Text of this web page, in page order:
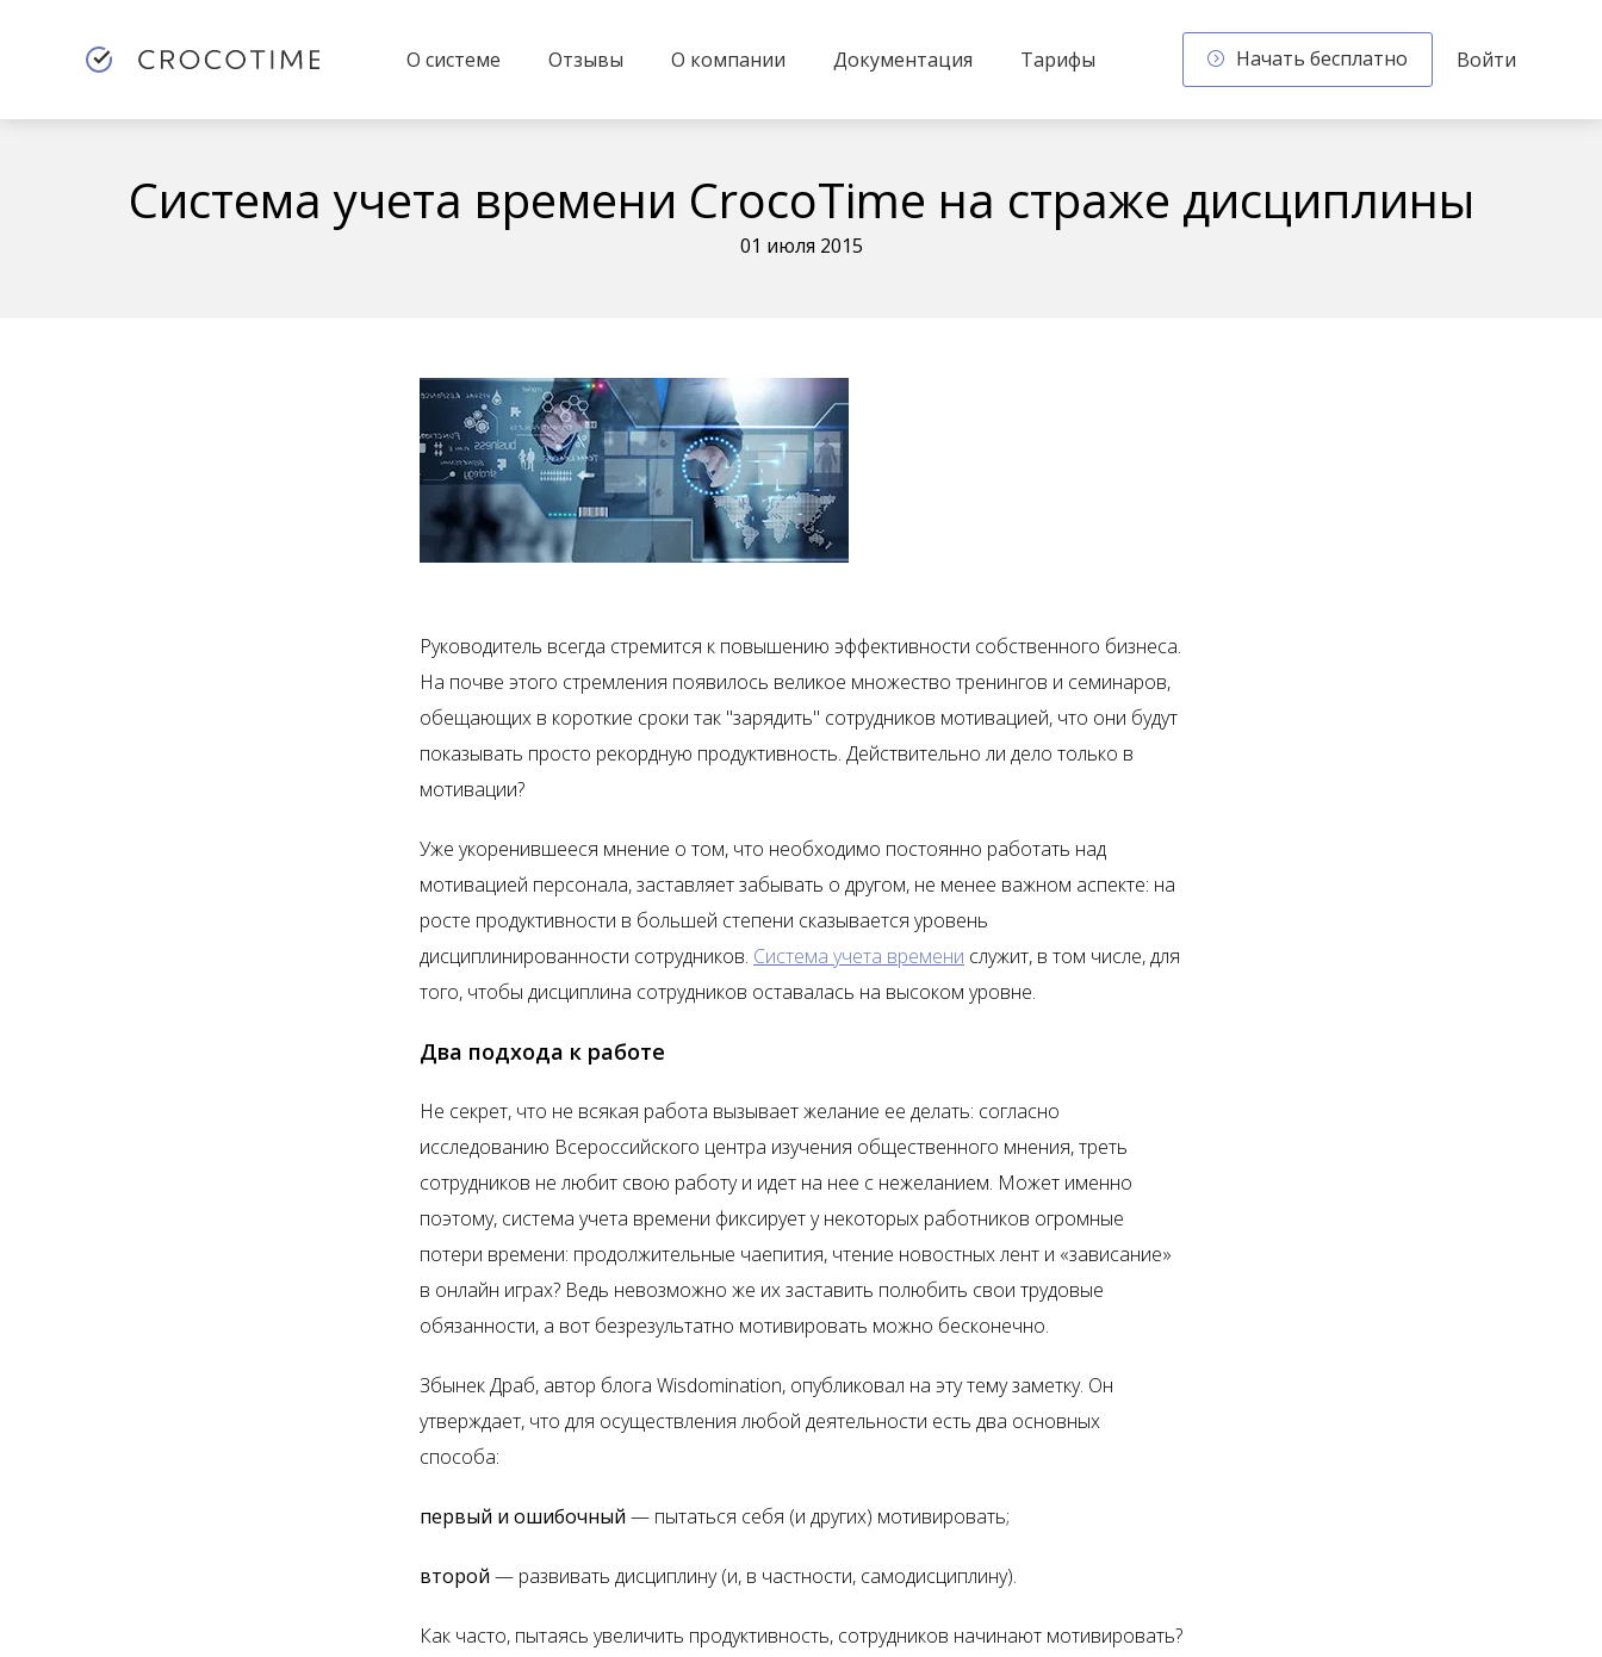
О системе Отзывы О компании Документация Тарифы Начать бесплатно Войти
Система учета времени CrocoTime на страже дисциплины
01 июля 2015
Руководитель всегда стремится к повышению эффективности собственного бизнеса.
На почве этого стремления появилось великое множество тренингов и семинаров,
обещающих в короткие сроки так "зарядить" сотрудников мотивацией, что они будут
показывать просто рекордную продуктивность. Действительно ли дело только в
мотивации?
Уже укоренившееся мнение о том, что необходимо постоянно работать над
мотивацией персонала, заставляет забывать о другом, не менее важном аспекте: на
росте продуктивности в большей степени сказывается уровень
дисциплинированности сотрудников. Система учета времени служит, в том числе, для
того, чтобы дисциплина сотрудников оставалась на высоком уровне.
Два подхода к работе
Не секрет, что не всякая работа вызывает желание ее делать: согласно
исследованию Всероссийского центра изучения общественного мнения, треть
сотрудников не любит свою работу и идет на нее с нежеланием. Может именно
поэтому, система учета времени фиксирует у некоторых работников огромные
потери времени: продолжительные чаепития, чтение новостных лент и «зависание»
в онлайн играх? Ведь невозможно же их заставить полюбить свои трудовые
обязанности, а вот безрезультатно мотивировать можно бесконечно.
Збынек Драб, автор блога Wisdomination, опубликовал на эту тему заметку. Он
утверждает, что для осуществления любой деятельности есть два основных
способа:
первый и ошибочный — пытаться себя (и других) мотивировать;
второй — развивать дисциплину (и, в частности, самодисциплину).
Как часто, пытаясь увеличить продуктивность, сотрудников начинают мотивировать?